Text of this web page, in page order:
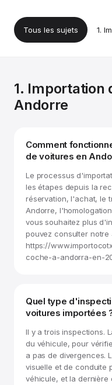
Tous les sujets 1.
1. Importation
Andorre
Comment
de voitures en
Le processus
les étapes depuis la
réservation, l'achat, le
Andorre,
vous souhaitez plus
pouvez consulter notre
https://
coche-a-andorra-en-
Quel type
voitures importées
Il y a trois inspections.
du véhicule, pour
a pas de divergences.
visuelle et de conduite
véhicule, et la dernière